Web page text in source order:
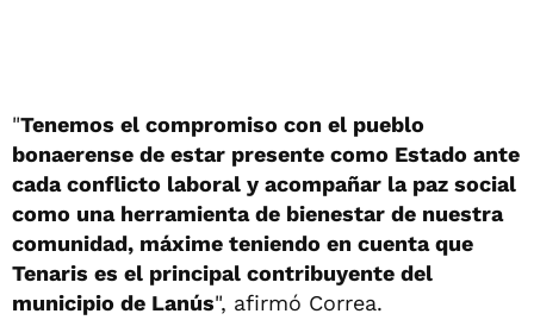
"Tenemos el compromiso con el pueblo
bonaerense de estar presente como Estado ante
cada conflicto laboral y acompañar la paz social
como una herramienta de bienestar de nuestra
comunidad, máxime teniendo en cuenta que
Tenaris es el principal contribuyente del
municipio de Lanús", afirmó Correa.